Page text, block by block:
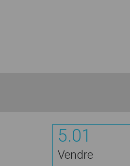
5.01
Vendre